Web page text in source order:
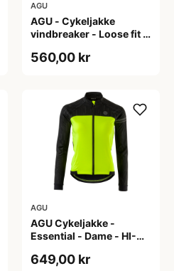
AGU
AGU - Cykeljakke
vindbreaker - Loose fit -
560,00 kr
AGU
AGU Cykeljakke -
Essential - Dame - HI-
649,00 kr